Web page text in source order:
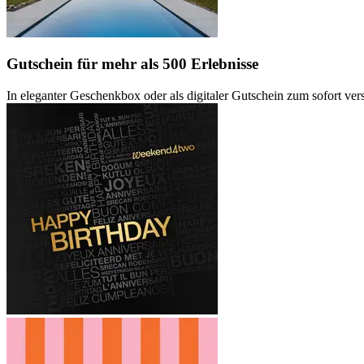
Gutschein für mehr als 500 Erlebnisse
In eleganter Geschenkbox oder als digitaler Gutschein zum sofort